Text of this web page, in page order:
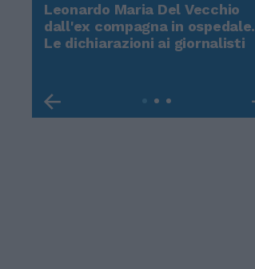
Leonardo Maria Del Vecchio
dall'ex compagna in ospedale.
Le dichiarazioni ai giornalisti